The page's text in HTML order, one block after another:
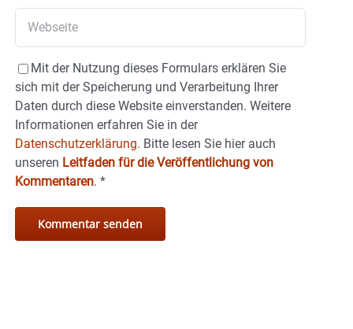
Mit der Nutzung dieses Formulars erklären Sie
sich mit der Speicherung und Verarbeitung Ihrer
Daten durch diese Website einverstanden. Weitere
Informationen erfahren Sie in der
Datenschutzerklärung. Bitte lesen Sie hier auch
unseren Leitfaden für die Veröffentlichung von
Kommentaren. *